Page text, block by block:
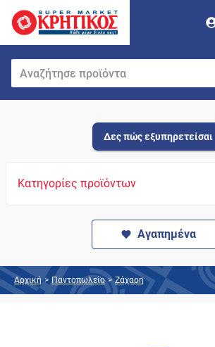
Δες πώς εξυπηρετείσαι
Κατηγορίες προϊόντων
Αγαπημένα
Αρχική > Παντοπωλείο > Ζάχαρη